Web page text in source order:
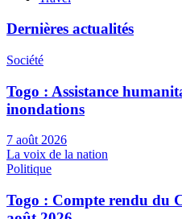
Dernières actualités
Société
Togo : Assistance
inondations
7 août 2026
La voix de la nation
Politique
Togo : Compte rendu du